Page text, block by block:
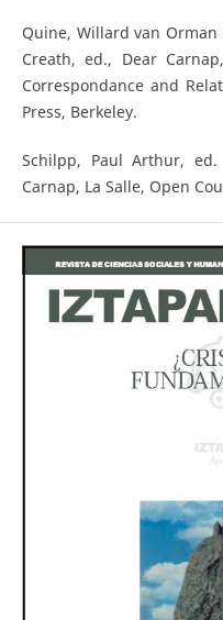
Quine, Willard van Orman
Creath, ed., Dear
Correspondance and
Press, Berkeley.
Schilpp, Paul Arthur,
Carnap, La Salle, Open